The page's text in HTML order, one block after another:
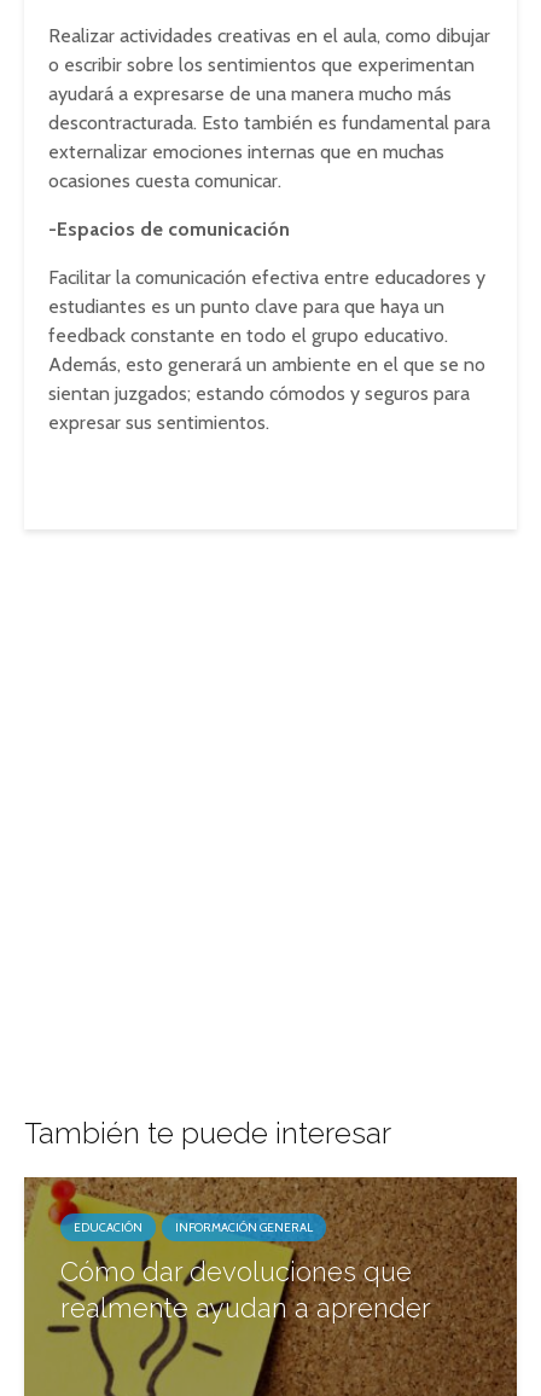
Realizar actividades creativas en el aula, como dibujar
o escribir sobre los sentimientos que experimentan
ayudará a expresarse de una manera mucho más
descontracturada. Esto también es fundamental para
externalizar emociones internas que en muchas
ocasiones cuesta comunicar.
-Espacios de comunicación
Facilitar la comunicación efectiva entre educadores y
estudiantes es un punto clave para que haya un
feedback constante en todo el grupo educativo.
Además, esto generará un ambiente en el que se no
sientan juzgados; estando cómodos y seguros para
expresar sus sentimientos.
También te puede interesar
EDUCACIÓN INFORMACIÓN GENERAL
Cómo dar devoluciones que
realmente ayudan a aprender